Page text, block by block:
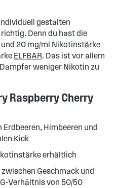
gestalten
Denn du hast die
20 mg/ml Nikotinstärke
ELFBAR. Das ist vor allem
weniger Nikotin zu
Raspberry Cherry
Himbeeren und
Kick
erhältlich
Geschmack und
Verhältnis von 50/50